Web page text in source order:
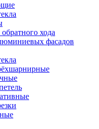
хода
фасадов